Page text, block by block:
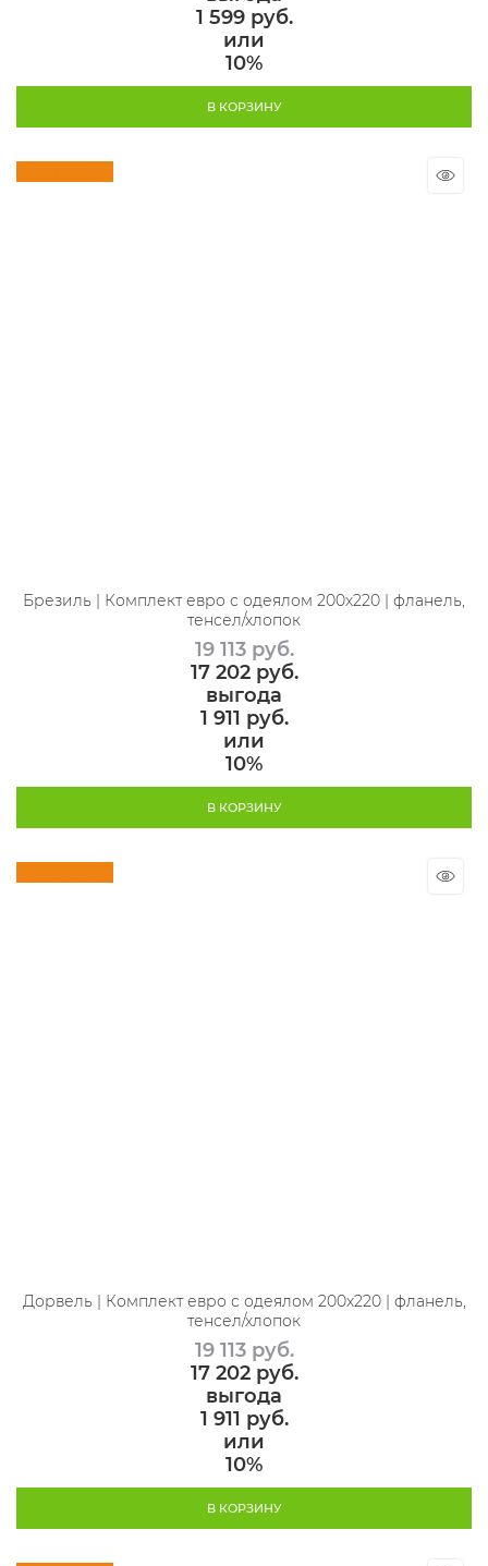
1 599 руб.
или
10%
В КОРЗИНУ
Брезиль | Комплект евро с одеялом 200х220 | фланель,
тенсел/хлопок
19 113 руб.
17 202 руб.
выгода
1 911 руб.
или
10%
В КОРЗИНУ
Дорвель | Комплект евро с одеялом 200х220 | фланель,
тенсел/хлопок
19 113 руб.
17 202 руб.
выгода
1 911 руб.
или
10%
В КОРЗИНУ